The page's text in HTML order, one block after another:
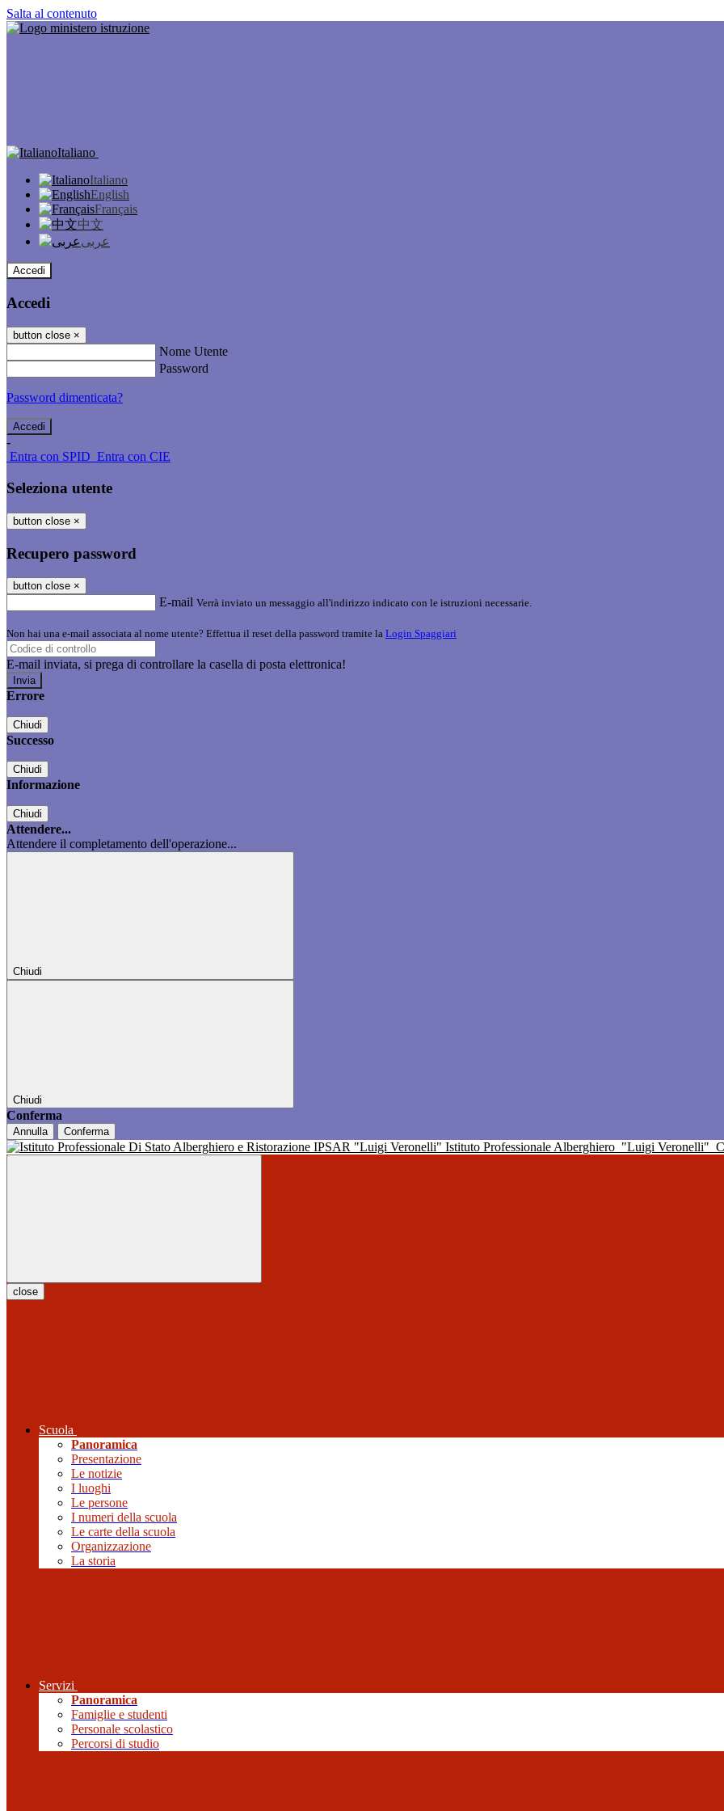
Salta al contenuto
Italiano
Italiano
English
Français
中文
عربى
Accedi
Accedi
button close ×
Nome Utente
Password
Password dimenticata?
-
Entra con SPID Entra con CIE
Seleziona utente
button close ×
Recupero password
button close ×
E-mail Verrà inviato un messaggio all'indirizzo indicato con le istruzioni necessarie.
Non hai una e-mail associata al nome utente? Effettua il reset della password tramite la Login Spaggiari
E-mail inviata, si prega di controllare la casella di posta elettronica!
Errore
Chiudi
Successo
Chiudi
Informazione
Chiudi
Attendere...
Attendere il completamento dell'operazione...
Chiudi
Chiudi
Conferma
Annulla Conferma
Istituto Professionale Alberghiero "Luigi Veronelli"
close
Scuola
Panoramica
Presentazione
Le notizie
I luoghi
Le persone
I numeri della scuola
Le carte della scuola
Organizzazione
La storia
Servizi
Panoramica
Famiglie e studenti
Personale scolastico
Percorsi di studio